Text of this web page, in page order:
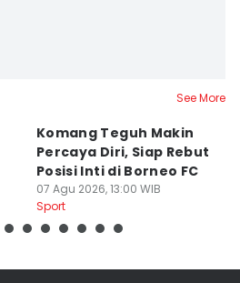
See More
Komang Teguh Makin
Percaya Diri, Siap Rebut
Posisi Inti di Borneo FC
07 Agu 2026, 13:00 WIB
Sport